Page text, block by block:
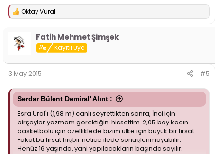
T
k
Oktay Vural
Fatih Mehmet Şimşek
Kayıtlı Üye
3 May 2015 #5
Serdar Bülent Demiral' Alıntı:
Esra Ural'ı (1,98 m) canlı seyrettikten sonra, İnci için
birşeyler yazmam gerektiğini hissettim. 2,05 boy kadın
basketbolu için özelliklede bizim ülke için büyük bir fırsat.
Fakat bu fırsat hiçbir netice ilede sonuçlanmayabilir.
Henüz 16 yaşında, yani yapılacakların başında sayılır.